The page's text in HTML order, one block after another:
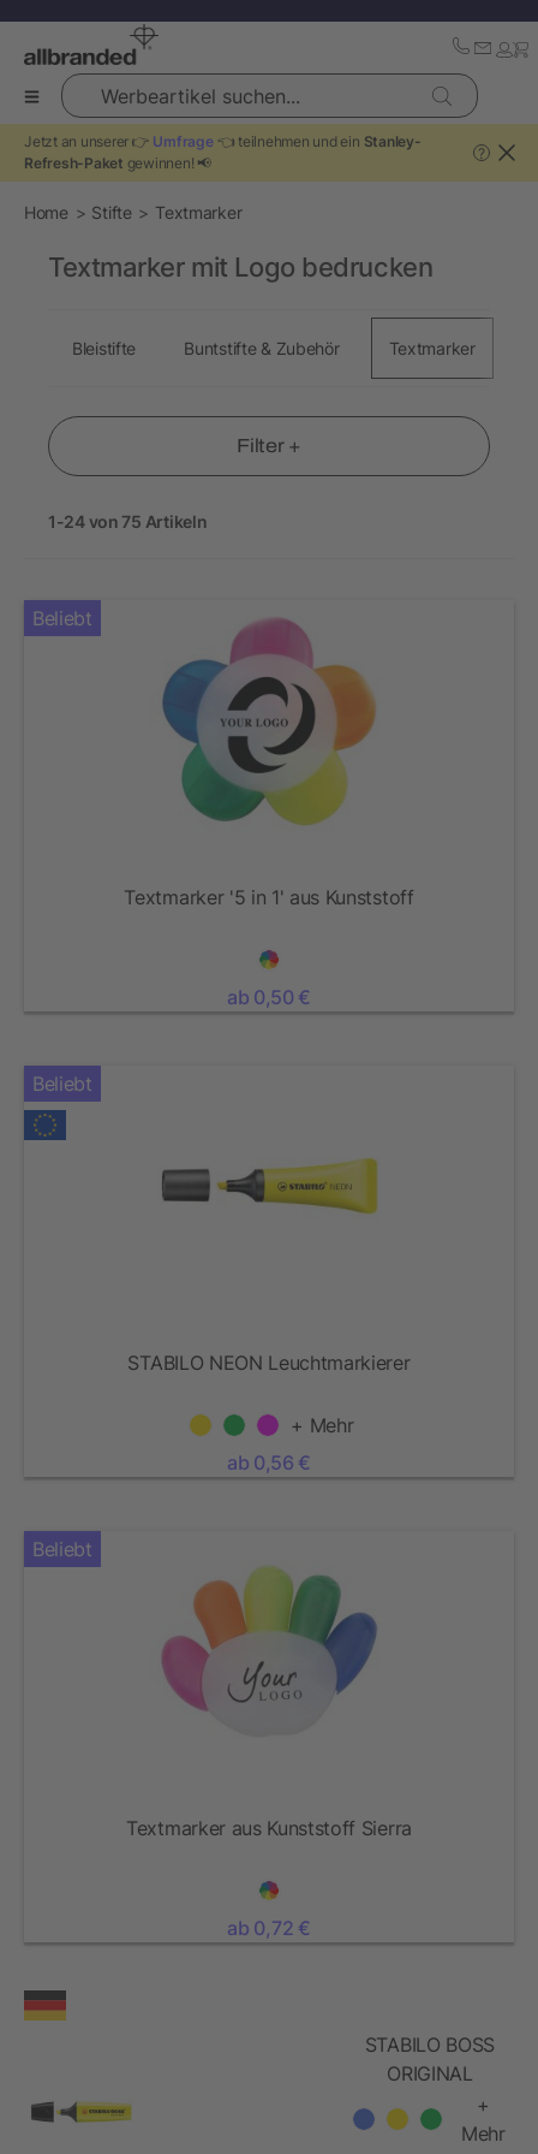
Werbeartikel suchen...
Jetzt an unserer 👉 Umfrage👈 teilnehmen und ein Stanley-
Refresh-Paket gewinnen! 📢
?
Home Stifte Textmarker
Filter +
1-24 von 75 Artikeln
Beliebt
Textmarker '5 in 1' aus Kunststoff
ab 0,50 €
Beliebt
STABILO NEON Leuchtmarkierer
+ Mehr
ab 0,56 €
Beliebt
Textmarker aus Kunststoff Sierra
ab 0,72 €
STABILO BOSS
ORIGINAL
Leuchtmarkierer
+
Mehr
Textmarker mit Logo bedrucken
Bleistifte Buntstifte & Zubehör Textmarker